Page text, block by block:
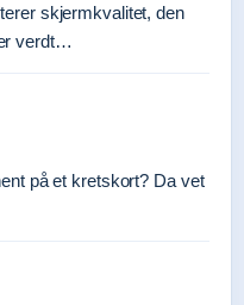
skjermkvalitet, den
verdt…
på et kretskort? Da vet